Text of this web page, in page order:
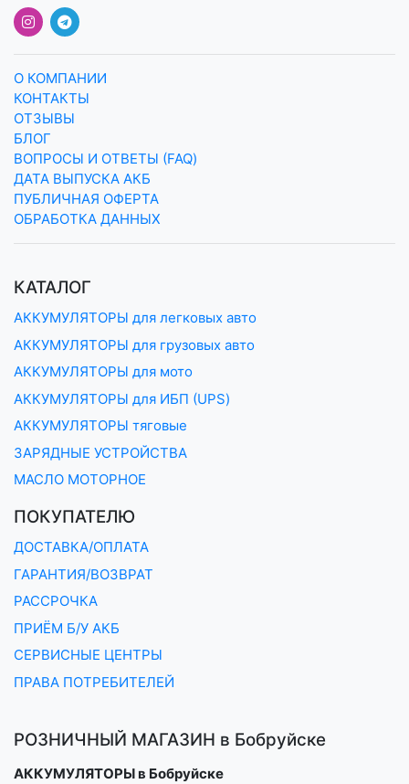
О КОМПАНИИ
КОНТАКТЫ
ОТЗЫВЫ
БЛОГ
ВОПРОСЫ И ОТВЕТЫ (FAQ)
ДАТА ВЫПУСКА АКБ
ПУБЛИЧНАЯ ОФЕРТА
ОБРАБОТКА ДАННЫХ
КАТАЛОГ
АККУМУЛЯТОРЫ для легковых авто
АККУМУЛЯТОРЫ для грузовых авто
АККУМУЛЯТОРЫ для мото
АККУМУЛЯТОРЫ для ИБП (UPS)
АККУМУЛЯТОРЫ тяговые
ЗАРЯДНЫЕ УСТРОЙСТВА
МАСЛО МОТОРНОЕ
ПОКУПАТЕЛЮ
ДОСТАВКА/ОПЛАТА
ГАРАНТИЯ/ВОЗВРАТ
РАССРОЧКА
ПРИЁМ Б/У АКБ
СЕРВИСНЫЕ ЦЕНТРЫ
ПРАВА ПОТРЕБИТЕЛЕЙ
РОЗНИЧНЫЙ МАГАЗИН в Бобруйске
АККУМУЛЯТОРЫ в Бобруйске